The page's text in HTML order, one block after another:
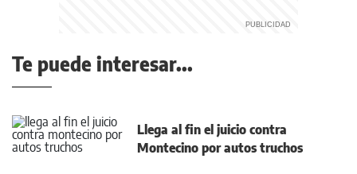
Te puede interesar...
Llega al fin el juicio contra
Montecino por autos truchos